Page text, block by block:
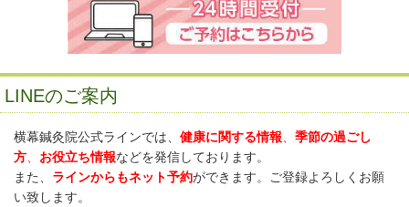
LINEのご案内
横幕鍼灸院公式ラインでは、 健康に関する情報
季節の過ごし
方
お役立ち情報などを発信しております。
また、 ラインからもネット予約ができます。ご登録よろしくお願
い致します。